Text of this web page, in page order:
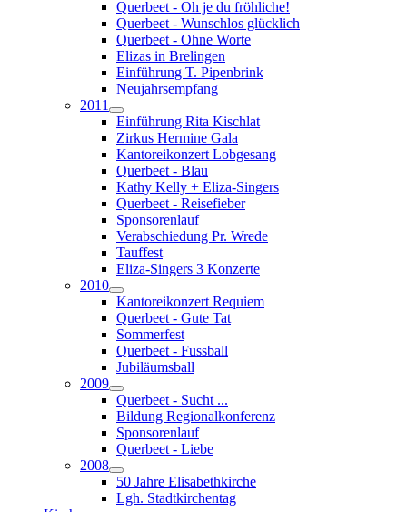
Querbeet - Oh je du fröhliche!
Querbeet - Wunschlos glücklich
Querbeet - Ohne Worte
Elizas in Brelingen
Einführung T. Pipenbrink
Neujahrsempfang
2011
Einführung Rita Kischlat
Zirkus Hermine Gala
Kantoreikonzert Lobgesang
Querbeet - Blau
Kathy Kelly + Eliza-Singers
Querbeet - Reisefieber
Sponsorenlauf
Verabschiedung Pr. Wrede
Tauffest
Eliza-Singers 3 Konzerte
2010
Kantoreikonzert Requiem
Querbeet - Gute Tat
Sommerfest
Querbeet - Fussball
Jubiläumsball
2009
Querbeet - Sucht ...
Bildung Regionalkonferenz
Sponsorenlauf
Querbeet - Liebe
2008
50 Jahre Elisabethkirche
Lgh. Stadtkirchentag